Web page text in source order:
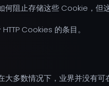
阻止存储这些 Cookie，但
Cookies 的条目。
多数情况下，业界并没有